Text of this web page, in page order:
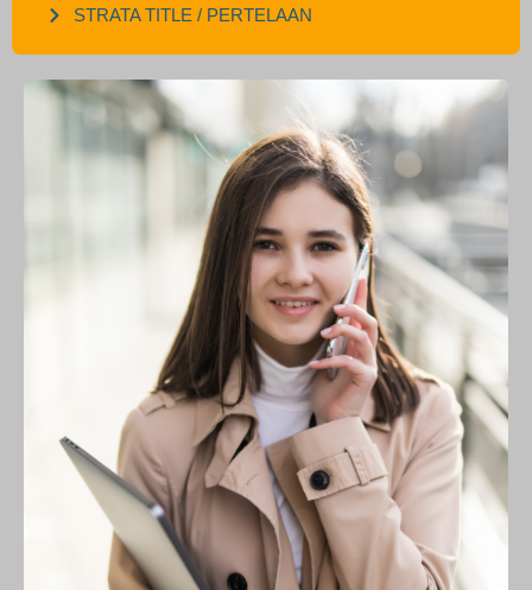
STRATA TITLE / PERTELAAN